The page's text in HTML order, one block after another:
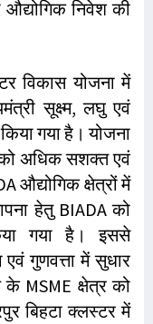
औद्योगिक निवेश की
विकास योजना में
सूक्ष्म, लघु एवं
गया है। योजना
को अधिक सशक्त एवं
औद्योगिक क्षेत्रों में
हेतु BIADA को
गया है। इससे
एवं गुणवत्ता में सुधार
के MSME क्षेत्र को
बिहटा क्लस्टर में